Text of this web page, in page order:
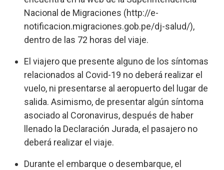
Nacional de Migraciones (http://e-
notificacion.migraciones.gob.pe/dj-salud/),
dentro de las 72 horas del viaje.
El viajero que presente alguno de los síntomas
relacionados al Covid-19 no deberá realizar el
vuelo, ni presentarse al aeropuerto del lugar de
salida. Asimismo, de presentar algún síntoma
asociado al Coronavirus, después de haber
llenado la Declaración Jurada, el pasajero no
deberá realizar el viaje.
Durante el embarque o desembarque, el